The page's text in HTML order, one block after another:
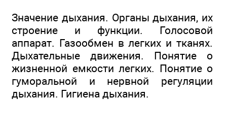
Значение дыхания. Органы дыхания, их
строение и функции. Голосовой
аппарат. Газообмен в легких и тканях.
Дыхательные движения. Понятие о
жизненной емкости легких. Понятие о
гуморальной и нервной регуляции
дыхания. Гигиена дыхания.